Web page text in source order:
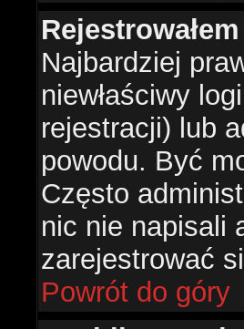
Najbardziej
niewłaściwy
rejestracji) lub
powodu. Być
Często
nic nie napisali
zarejestrować
Powrót do góry